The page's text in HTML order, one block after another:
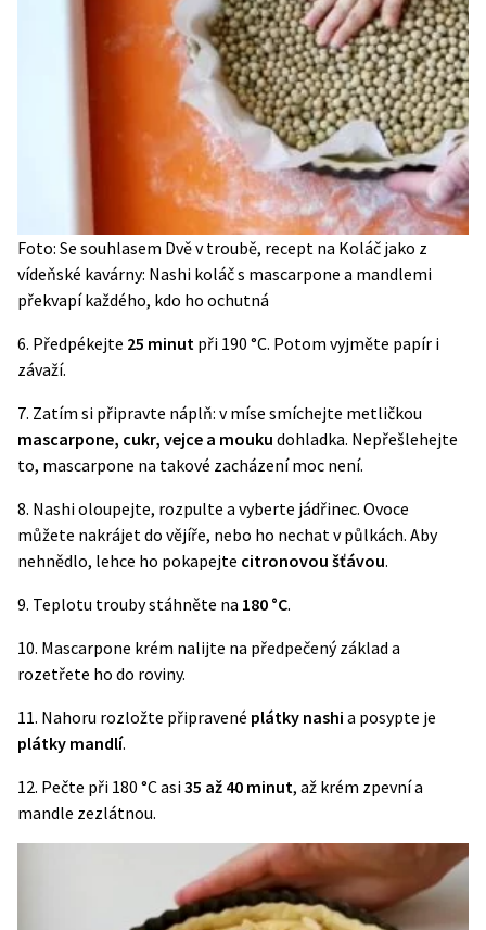
Foto: Se souhlasem Dvě v troubě, recept na Koláč jako z
vídeňské kavárny: Nashi koláč s mascarpone a mandlemi
překvapí každého, kdo ho ochutná
6. Předpékejte 25 minut při 190 °C. Potom vyjměte papír i
závaží.
7. Zatím si připravte náplň: v míse smíchejte metličkou
mascarpone, cukr, vejce a mouku dohladka. Nepřešlehejte
to, mascarpone na takové zacházení moc není.
8. Nashi oloupejte, rozpulte a vyberte jádřinec. Ovoce
můžete nakrájet do vějíře, nebo ho nechat v půlkách. Aby
nehnědlo, lehce ho pokapejte citronovou šťávou.
9. Teplotu trouby stáhněte na 180 °C.
10. Mascarpone krém nalijte na předpečený základ a
rozetřete ho do roviny.
11. Nahoru rozložte připravené plátky nashi a posypte je
plátky mandlí.
12. Pečte při 180 °C asi35 až 40 minut, až krém zpevní a
mandle zezlátnou.